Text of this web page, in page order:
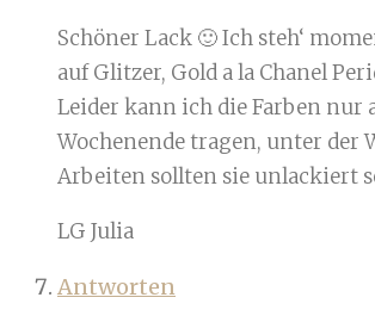
Schöner Lack 🙂 Ich steh‘
auf Glitzer, Gold a la Chanel
Leider kann ich die Farben nur
Wochenende tragen, unter der
Arbeiten sollten sie unlackiert
LG Julia
Antworten